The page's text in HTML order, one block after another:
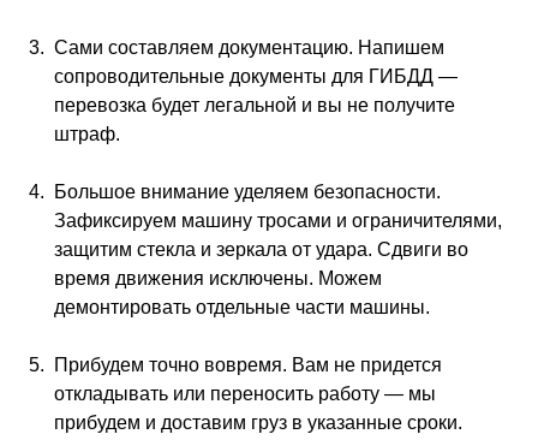
Сами составляем документацию. Напишем
сопроводительные документы для ГИБДД —
перевозка будет легальной и вы не получите
штраф.
Большое внимание уделяем безопасности.
Зафиксируем машину тросами и ограничителями,
защитим стекла и зеркала от удара. Сдвиги во
время движения исключены. Можем
демонтировать отдельные части машины.
Прибудем точно вовремя. Вам не придется
откладывать или переносить работу — мы
прибудем и доставим груз в указанные сроки.